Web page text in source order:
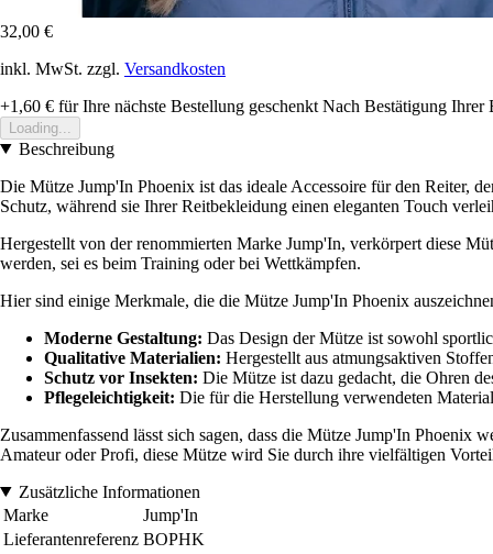
32,00 €
inkl. MwSt. zzgl. Versandkosten
+1,60 € für Ihre nächste Bestellung geschenkt Nach Bestätigung Ihrer
Loading...
Beschreibung
Die Mütze Jump'In Phoenix ist das ideale Accessoire für den Reiter,
Schutz, während sie Ihrer Reitbekleidung einen eleganten Touch
Hergestellt von der renommierten Marke Jump'In, verkörpert diese
werden, sei es beim Training oder bei Wettkämpfen.
Hier sind einige Merkmale, die die Mütze Jump'In Phoenix
Moderne Gestaltung: Das Design der Mütze ist sowohl
Qualitative Materialien: Hergestellt aus atmungsaktiven
Schutz vor Insekten: Die Mütze ist dazu gedacht, die Ohren
Pflegeleichtigkeit: Die für die Herstellung verwendeten
Zusammenfassend lässt sich sagen, dass die Mütze Jump'In
Amateur oder Profi, diese Mütze wird Sie durch ihre vielfältigen
Zusätzliche Informationen
Marke
Jump'In
Lieferantenreferenz BOPHK